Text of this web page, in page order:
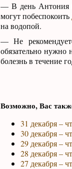
— В день Антония
могут побеспокоить
на водопой.
— Не
обязательно нужно
болезнь в течение
Возможно, Вас
31 декабря –
30 декабря –
29 декабря –
28 декабря –
27 декабря –